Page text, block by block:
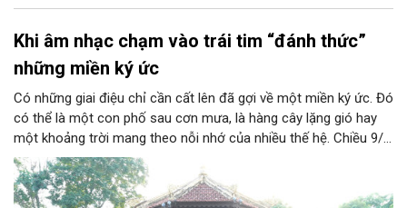
Khi âm nhạc chạm vào trái tim “đánh thức”
những miền ký ức
Có những giai điệu chỉ cần cất lên đã gợi về một miền ký ức. Đó
có thể là một con phố sau cơn mưa, là hàng cây lặng gió hay
một khoảng trời mang theo nỗi nhớ của nhiều thế hệ. Chiều 9/8,
tại Nhà Bát Giác - Vườn hoa Lý Thái Tổ, chương trình “Âm nhạc
cuối tuần” sẽ mở ra một không gian như thế, nơi mỗi tác phẩm
trở thành một lát cắt tinh tế về vẻ đẹp của con người và đời